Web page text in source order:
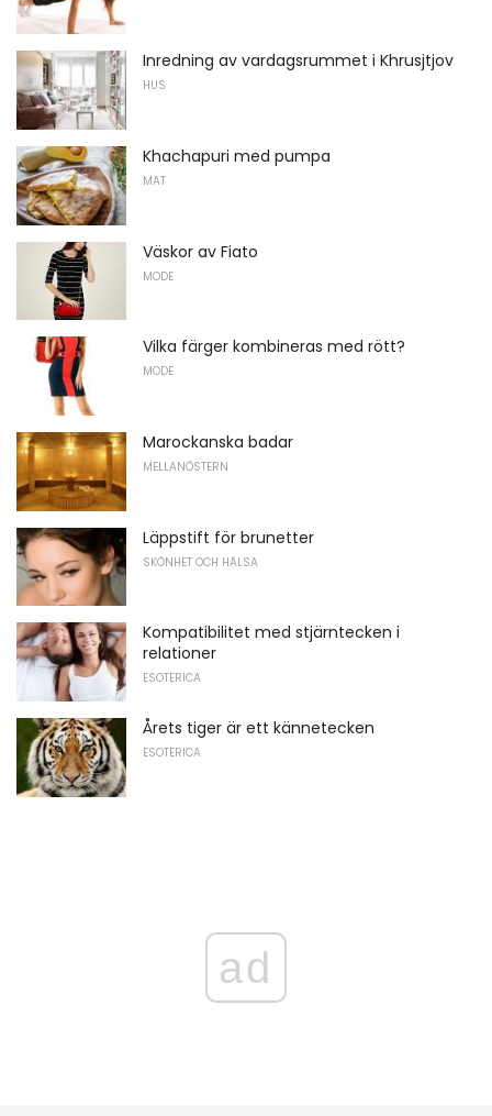
Inredning av vardagsrummet i Khrusjtjov
HUS
Khachapuri med pumpa
MAT
Väskor av Fiato
MODE
Vilka färger kombineras med rött?
MODE
Marockanska badar
MELLANÖSTERN
Läppstift för brunetter
SKÖNHET OCH HÄLSA
Kompatibilitet med stjärntecken i
relationer
ESOTERICA
Årets tiger är ett kännetecken
ESOTERICA
ad